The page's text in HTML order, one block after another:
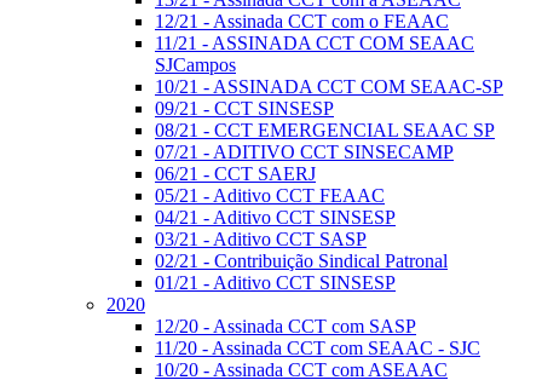
12/21 - Assinada CCT com o FEAAC
11/21 - ASSINADA CCT COM SEAAC
SJCampos
10/21 - ASSINADA CCT COM SEAAC-SP
09/21 - CCT SINSESP
08/21 - CCT EMERGENCIAL SEAAC SP
07/21 - ADITIVO CCT SINSECAMP
06/21 - CCT SAERJ
05/21 - Aditivo CCT FEAAC
04/21 - Aditivo CCT SINSESP
03/21 - Aditivo CCT SASP
02/21 - Contribuição Sindical Patronal
01/21 - Aditivo CCT SINSESP
2020
12/20 - Assinada CCT com SASP
11/20 - Assinada CCT com SEAAC - SJC
10/20 - Assinada CCT com ASEAAC